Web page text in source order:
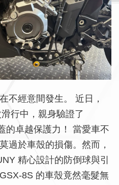
不經意間發生。 近日，
行中，親身驗證了
的卓越保護力！ 當愛車不
過於車殼的損傷。然而，
精心設計的防倒球與引
8S 的車殼竟然毫髮無